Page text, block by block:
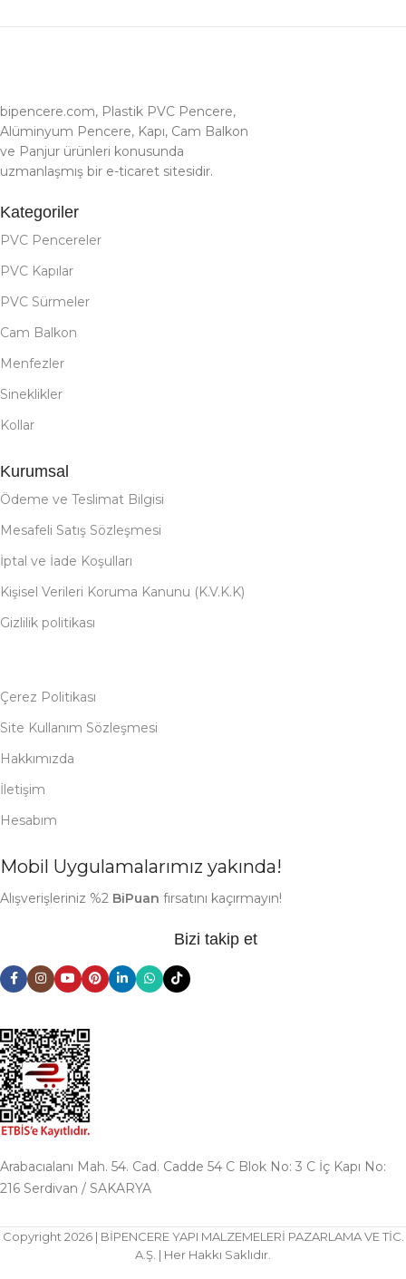
bipencere.com, Plastik PVC Pencere,
Alüminyum Pencere, Kapı, Cam Balkon
ve Panjur ürünleri konusunda
uzmanlaşmış bir e-ticaret sitesidir.
Kategoriler
PVC Pencereler
PVC Kapılar
PVC Sürmeler
Cam Balkon
Menfezler
Sineklikler
Kollar
Kurumsal
Ödeme ve Teslimat Bilgisi
Mesafeli Satış Sözleşmesi
İptal ve İade Koşulları
Kişisel Verileri Koruma Kanunu (K.V.K.K)
Gizlilik politikası
Çerez Politikası
Site Kullanım Sözleşmesi
Hakkımızda
İletişim
Hesabım
Mobil Uygulamalarımız yakında!
Alışverişleriniz %2 BiPuan fırsatını kaçırmayın!
Bizi takip et
Arabacıalanı Mah. 54. Cad. Cadde 54 C Blok No: 3 C İç Kapı No:
216 Serdivan / SAKARYA
Copyright 2026 | BİPENCERE YAPI MALZEMELERİ PAZARLAMA VE TİC.
A.Ş. | Her Hakkı Saklıdır.